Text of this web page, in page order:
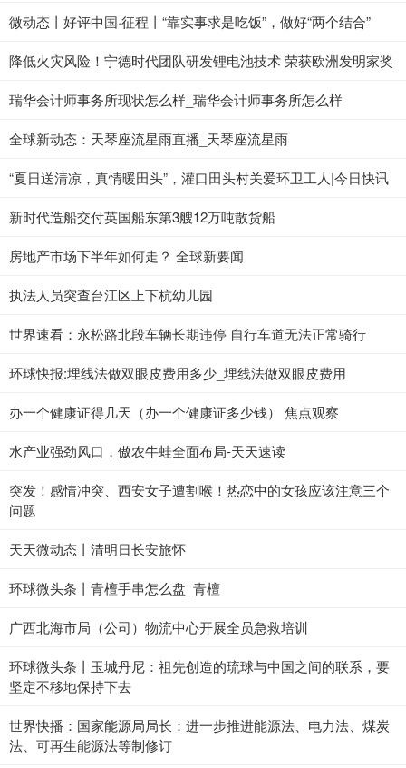
微动态丨好评中国·征程丨“靠实事求是吃饭”，做好“两个结合”
降低火灾风险！宁德时代团队研发锂电池技术 荣获欧洲发明家奖
瑞华会计师事务所现状怎么样_瑞华会计师事务所怎么样
全球新动态：天琴座流星雨直播_天琴座流星雨
“夏日送清凉，真情暖田头”，灌口田头村关爱环卫工人|今日快讯
新时代造船交付英国船东第3艘12万吨散货船
房地产市场下半年如何走？ 全球新要闻
执法人员突查台江区上下杭幼儿园
世界速看：永松路北段车辆长期违停 自行车道无法正常骑行
环球快报:埋线法做双眼皮费用多少_埋线法做双眼皮费用
办一个健康证得几天（办一个健康证多少钱） 焦点观察
水产业强劲风口，傲农牛蛙全面布局-天天速读
突发！感情冲突、西安女子遭割喉！热恋中的女孩应该注意三个
问题
天天微动态丨清明日长安旅怀
环球微头条丨青檀手串怎么盘_青檀
广西北海市局（公司）物流中心开展全员急救培训
环球微头条丨玉城丹尼：祖先创造的琉球与中国之间的联系，要
坚定不移地保持下去
世界快播：国家能源局局长：进一步推进能源法、电力法、煤炭
法、可再生能源法等制修订